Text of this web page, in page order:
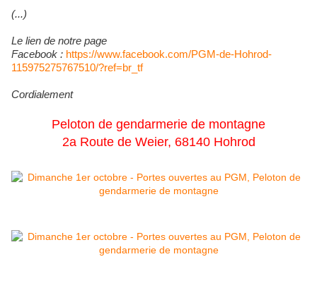
(...)
Le lien de notre page
Facebook : https://www.facebook.com/PGM-de-Hohrod-
115975275767510/?ref=br_tf
Cordialement
Peloton de gendarmerie de montagne
2a Route de Weier, 68140 Hohrod